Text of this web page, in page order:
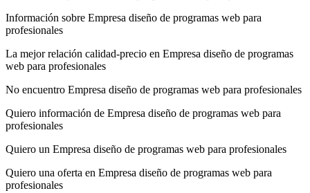
Información sobre Empresa diseño de programas web para
profesionales
La mejor relación calidad-precio en Empresa diseño de programas
web para profesionales
No encuentro Empresa diseño de programas web para profesionales
Quiero información de Empresa diseño de programas web para
profesionales
Quiero un Empresa diseño de programas web para profesionales
Quiero una oferta en Empresa diseño de programas web para
profesionales